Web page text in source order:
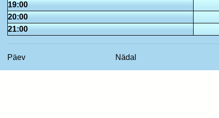
19:00
20:00
21:00
Päev Nädal